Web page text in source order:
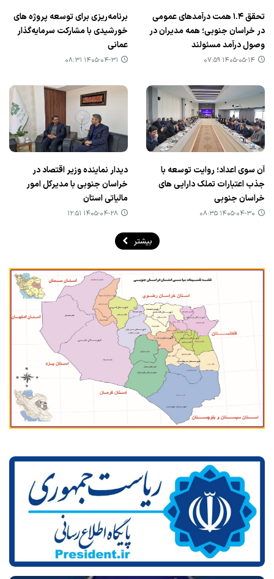
تحقق ۱.۴ همت درآمدهای عمومی
در خراسان جنوبی؛ همه مدیران در
وصول درآمد مسئولند
۱۴۰۵-۰۵-۱۴ ۰۷:۵۹
برنامه‌ریزی برای توسعه پروژه های
خورشیدی با مشارکت سرمایه‌گذار
عمانی
۱۴۰۵-۰۴-۳۱ ۰۸:۳۱
آن سوی اعداد؛ روایت توسعه با
جذب اعتبارات تملک دارایی های
خراسان جنوبی
۱۴۰۵-۰۴-۳۰ ۰۸:۳۵
دیدار نماینده وزیر اقتصاد در
خراسان جنوبی با مدیرکل امور
مالیاتی استان
۱۴۰۵-۰۴-۲۸ ۱۲:۵۱
بیشتر